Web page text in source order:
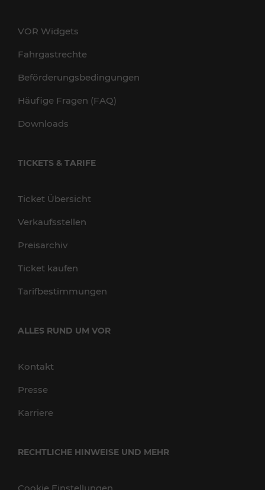
VOR Widgets
Fahrgastrechte
Beförderungsbedingungen
Häufige Fragen (FAQ)
Downloads
TICKETS & TARIFE
Ticket Übersicht
Verkaufsstellen
Preisarchiv
Ticket kaufen
Tarifbestimmungen
ALLES RUND UM VOR
Kontakt
Presse
Karriere
RECHTLICHE HINWEISE UND MEHR